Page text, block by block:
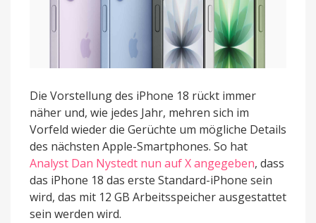
Die Vorstellung des iPhone 18 rückt immer
näher und, wie jedes Jahr, mehren sich im
Vorfeld wieder die Gerüchte um mögliche Details
des nächsten Apple-Smartphones. So hat
Analyst Dan Nystedt nun auf X angegeben, dass
das iPhone 18 das erste Standard-iPhone sein
wird, das mit 12 GB Arbeitsspeicher ausgestattet
sein werden wird.